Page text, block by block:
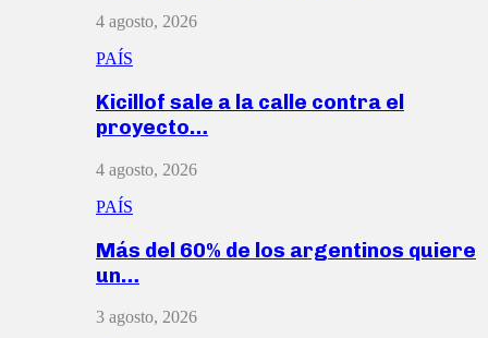
4 agosto, 2026
PAÍS
Kicillof sale a la calle contra el
proyecto…
4 agosto, 2026
PAÍS
Más del 60% de los argentinos quiere
un…
3 agosto, 2026